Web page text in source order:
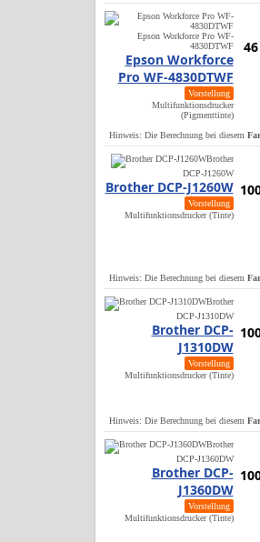
Epson Workforce Pro WF-
4830DTWF
Epson Workforce
Pro WF-4830DTWF
Vorstellung
Multifunktionsdrucker
(Pigmenttinte)
46
Hinweis: Die Berechnung bei diesem
Brother
DCP-J1260W
Brother DCP-J1260W
Vorstellung
Multifunktionsdrucker (Tinte)
Hinweis: Die Berechnung bei diesem
Brother
DCP-J1310DW
Brother DCP-
J1310DW
Vorstellung
Multifunktionsdrucker (Tinte)
Hinweis: Die Berechnung bei diesem
Brother
DCP-J1360DW
Brother DCP-
J1360DW
Vorstellung
Multifunktionsdrucker (Tinte)